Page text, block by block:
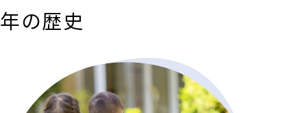
年の歴史